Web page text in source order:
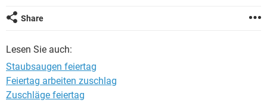
Share
Lesen Sie auch:
Staubsaugen feiertag
Feiertag arbeiten zuschlag
Zuschläge feiertag